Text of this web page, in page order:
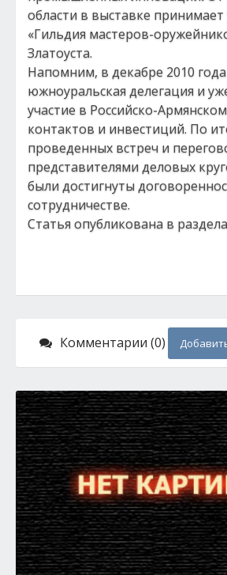
области в выставке принимает
«Гильдия мастеров-
Златоуста.
Напомним, в декабре 2010
южноуральская делегация и
участие в Российско-
контактов и инвестиций. По
проведенных встреч и
представителями деловых
были достигнуты
сотрудничестве.
Статья опубликована в
Комментарии (0)